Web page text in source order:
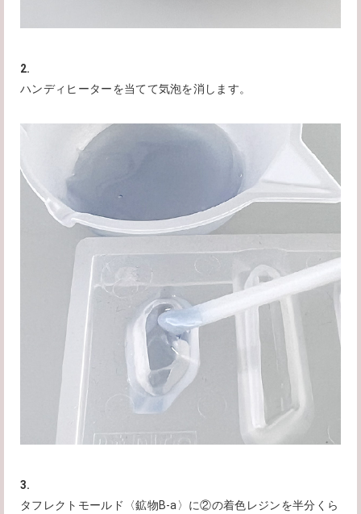
2.
ハンディヒーターを当てて気泡を消します。
3.
タフレクトモールド〈鉱物B-a〉に②の着色レジンを半分くら